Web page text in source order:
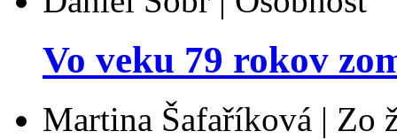
Vo veku 79 rokov
Martina Šafaříková | Zo